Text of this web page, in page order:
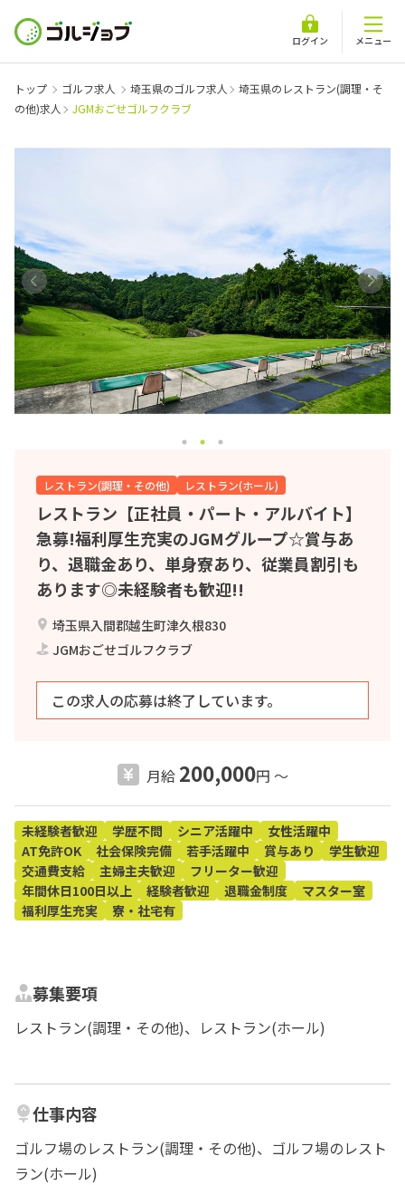
ログイン メニュー
トップ ゴルフ求人 埼玉県のゴルフ求人
埼玉県のレストラン(調理・そ
の他)求人
JGMおごせゴルフクラブ
レストラン(調理・その他) レストラン(ホール)
レストラン【正社員・パート・アルバイト】
急募!福利厚生充実のJGMグループ☆賞与あ
り、退職金あり、単身寮あり、従業員割引も
あります◎未経験者も歓迎!!
埼玉県入間郡越生町津久根830
JGMおごせゴルフクラブ
この求人の応募は終了しています。
月給 200,000円 〜
未経験者歓迎 学歴不問 シニア活躍中
女性活躍中
AT免許OK
社会保険完備 若手活躍中 賞与あり
学生歓迎
交通費支給
主婦主夫歓迎
フリーター歓迎
年間休日100日以上
経験者歓迎 退職金制度
マスター室
福利厚生充実
寮・社宅有
募集要項
レストラン(調理・その他)、レストラン(ホール)
仕事内容
ゴルフ場のレストラン(調理・その他)、ゴルフ場のレスト
ラン(ホール)